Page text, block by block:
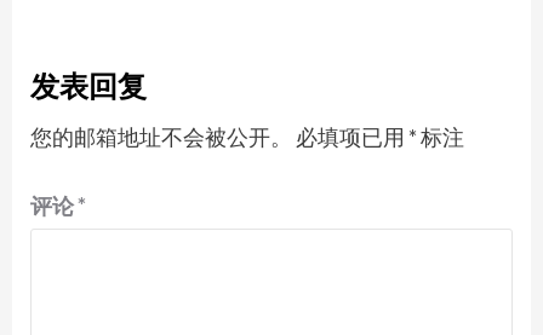
发表回复
您的邮箱地址不会被公开。 必填项已用 *标注
评论*